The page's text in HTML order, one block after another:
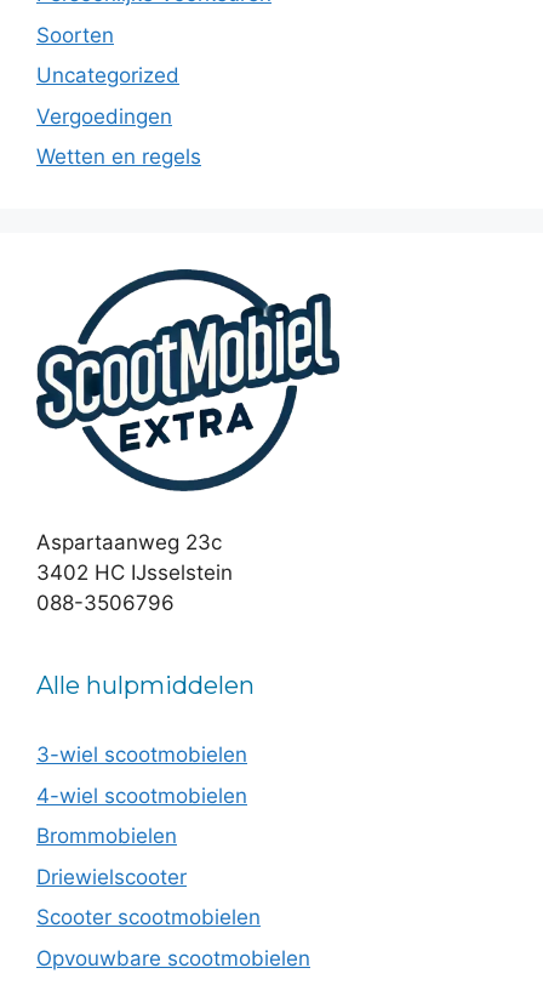
Soorten
Uncategorized
Vergoedingen
Wetten en regels
Aspartaanweg 23c
3402 HC IJsselstein
088-3506796
Alle hulpmiddelen
3-wiel scootmobielen
4-wiel scootmobielen
Brommobielen
Driewielscooter
Scooter scootmobielen
Opvouwbare scootmobielen